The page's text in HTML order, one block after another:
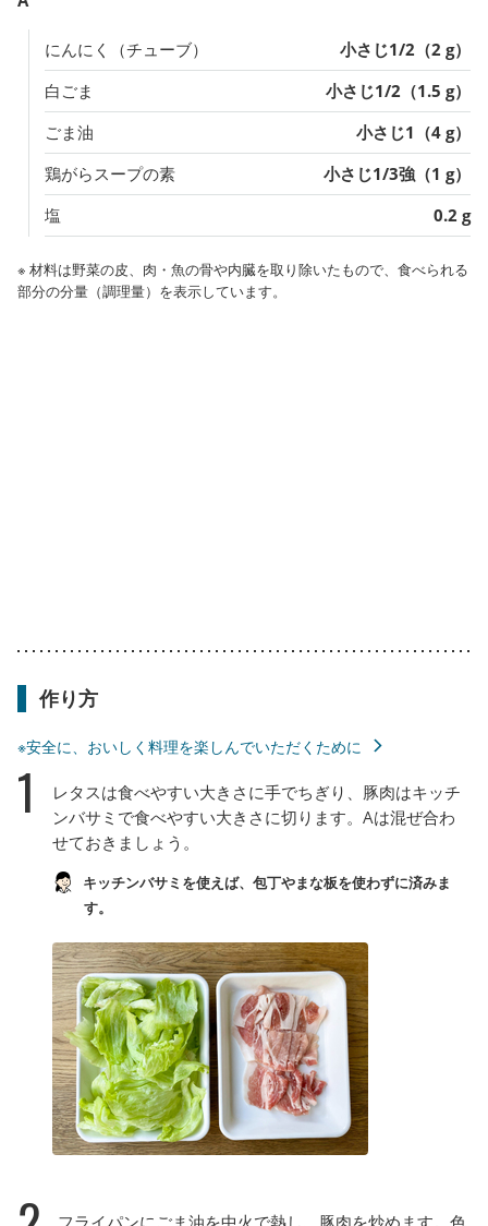
にんにく（チューブ）
小さじ1/2（2 g）
白ごま
小さじ1/2（1.5 g）
ごま油
小さじ1（4 g）
鶏がらスープの素
小さじ1/3強（1 g）
塩
0.2 g
※ 材料は野菜の皮、肉・魚の骨や内臓を取り除いたもので、食べられる
部分の分量（調理量）を表示しています。
作り方
※安全に、おいしく料理を楽しんでいただくために
1
レタスは食べやすい大きさに手でちぎり、豚肉はキッチ
ンバサミで食べやすい大きさに切ります。Aは混ぜ合わ
せておきましょう。
キッチンバサミを使えば、包丁やまな板を使わずに済みま
す。
フライパンにごま油を中火で熱し、豚肉を炒めます。色